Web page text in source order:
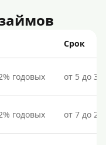
Срок
годовых от 5 до
годовых от 7 до